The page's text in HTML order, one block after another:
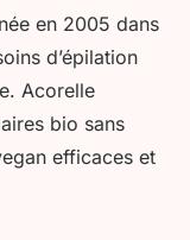
en 2005 dans
d’épilation
Acorelle
bio sans
efficaces et